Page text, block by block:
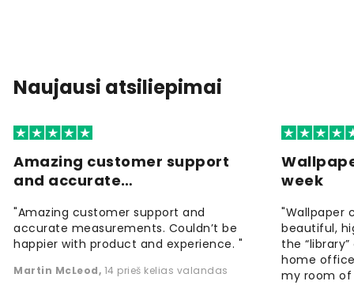
Naujausi atsiliepimai
Amazing customer support
and accurate…
"Amazing customer support and
accurate measurements. Couldn’t be
happier with product and experience. "
Martin McLeod, 14 prieš kelias valandas
week
"Wallpaper
beautiful,
the
home
my room of